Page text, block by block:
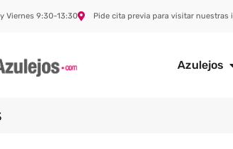
Viernes 9:30-13:30 Pide cita previa para visitar nuestras
Azulejos